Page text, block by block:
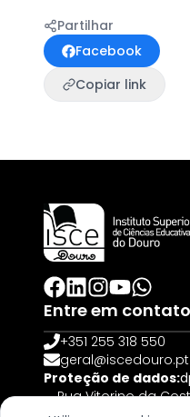
Partilhar
Facebook
Copiar link
Entre em
+351 255 318 550
geral@iscedouro.pt
Proteção de dados:
Rua Vitorino da